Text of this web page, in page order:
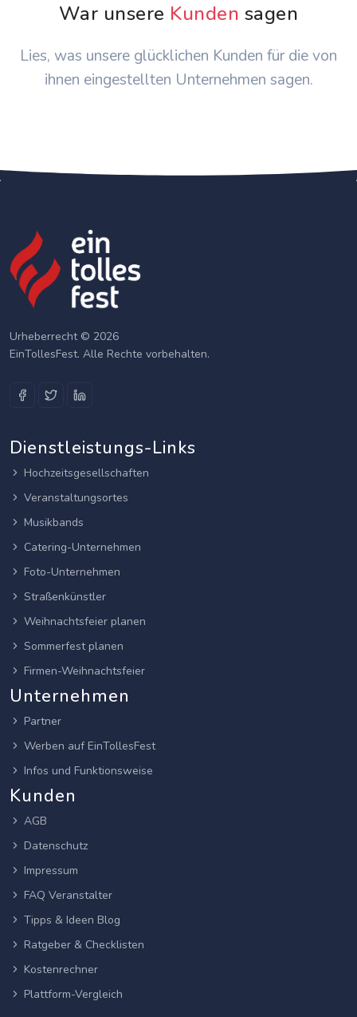
War unsere Kunden sagen
Lies, was unsere glücklichen Kunden für die von
ihnen eingestellten Unternehmen sagen.
Urheberrecht © 2026
EinTollesFest. Alle Rechte vorbehalten.
Dienstleistungs-Links
Hochzeitsgesellschaften
Veranstaltungsortes
Musikbands
Catering-Unternehmen
Foto-Unternehmen
Straßenkünstler
Weihnachtsfeier planen
Sommerfest planen
Firmen-Weihnachtsfeier
Unternehmen
Partner
Werben auf EinTollesFest
Infos und Funktionsweise
Kunden
AGB
Datenschutz
Impressum
FAQ Veranstalter
Tipps & Ideen Blog
Ratgeber & Checklisten
Kostenrechner
Plattform-Vergleich